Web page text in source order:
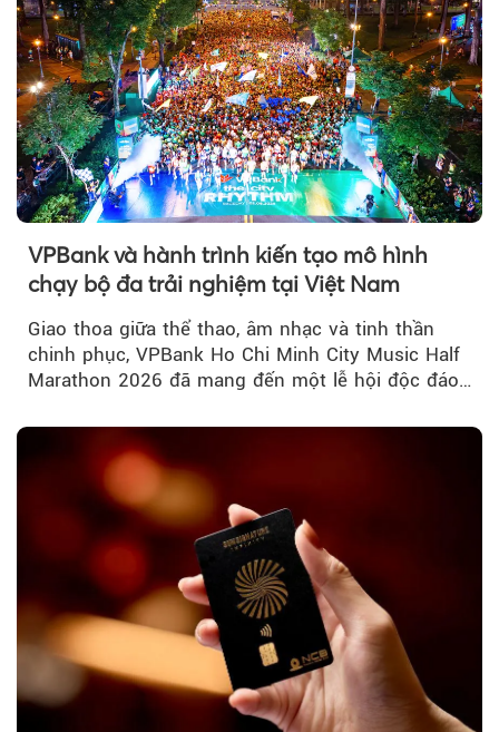
VPBank và hành trình kiến tạo mô hình
chạy bộ đa trải nghiệm tại Việt Nam
Giao thoa giữa thể thao, âm nhạc và tinh thần
chinh phục, VPBank Ho Chi Minh City Music Half
Marathon 2026 đã mang đến một lễ hội độc đáo